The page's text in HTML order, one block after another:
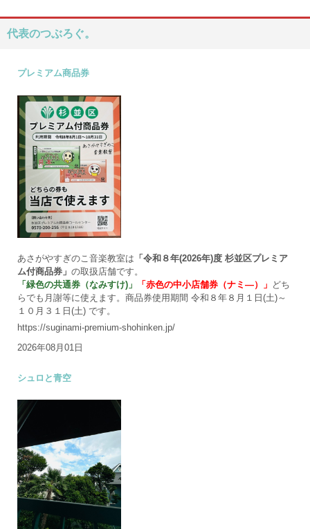
代表のつぶろぐ。
プレミアム商品券
あさがやすぎのこ音楽教室は 「令和８年(2026年)度 杉並区プレミア
ム付商品券」 の取扱店舗です。
「緑色の共通券（なみすけ)」
「赤色の中小店舗券（ナミ―）」 どち
らでも月謝等に使えます。商品券使用期間 令和８年８月１日(土)～
１０月３１日(土) です。
https://suginami-premium-shohinken.jp/
2026年08月01日
シュロと青空